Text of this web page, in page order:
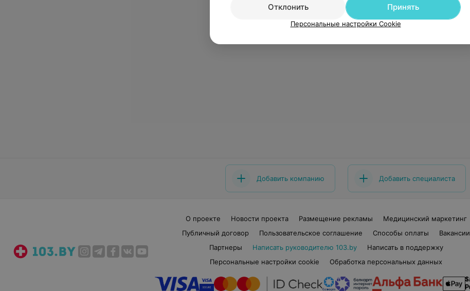
Добавить компанию Добавить специалиста
О проекте Новости проекта Размещение рекламы
Медицинский маркетинг
Публичный договор
Пользовательское соглашение Способы оплаты
Вакансии
Партнеры
Написать руководителю 103.by
Написать в поддержку
Персональные настройки cookie
Обработка персональных данных
Отклонить
Принять
Персональные настройки Cookie